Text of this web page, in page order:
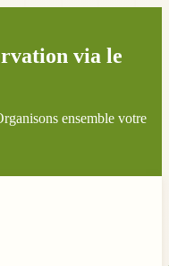
via le
ensemble votre